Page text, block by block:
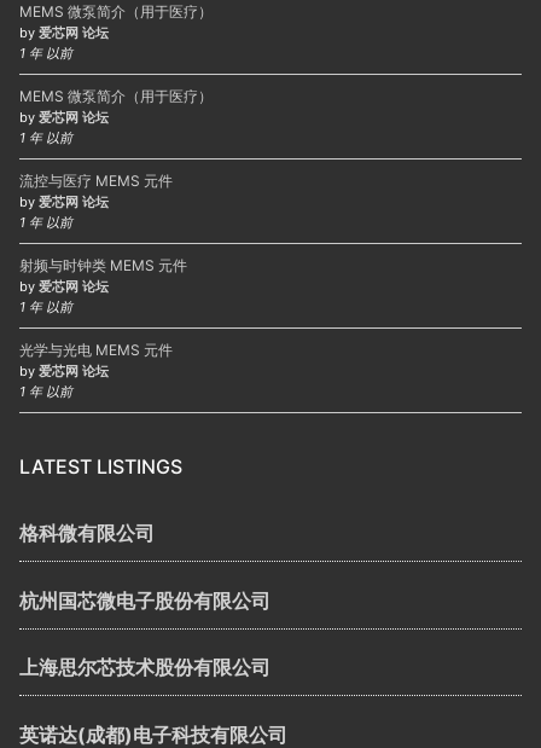
MEMS 微泵简介（用于医疗）
by 爱芯网 论坛
1 年 以前
MEMS 微泵简介（用于医疗）
by 爱芯网 论坛
1 年 以前
流控与医疗 MEMS 元件
by 爱芯网 论坛
1 年 以前
射频与时钟类 MEMS 元件
by 爱芯网 论坛
1 年 以前
光学与光电 MEMS 元件
by 爱芯网 论坛
1 年 以前
LATEST LISTINGS
格科微有限公司
杭州国芯微电子股份有限公司
上海思尔芯技术股份有限公司
英诺达(成都)电子科技有限公司